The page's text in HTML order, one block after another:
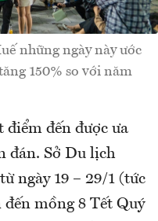
những ngày này ước
150% so với năm
điểm đến được ưa
đán. Sở Du lịch
ngày 19 – 29/1 (tức
mồng 8 Tết Quý